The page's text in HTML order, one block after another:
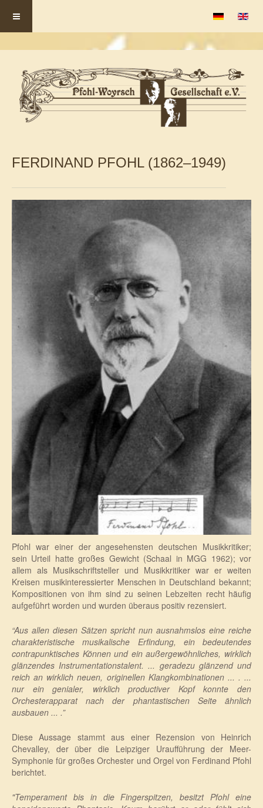
Sprache
FERDINAND PFOHL (1862–1949)
Pfohl war einer der angesehensten deutschen Musikkritiker;
sein Urteil hatte großes Gewicht (Schaal in MGG 1962); vor
allem als Musikschriftsteller und Musikkritiker war er weiten
Kreisen musikinteressierter Menschen in Deutschland bekannt;
Kompositionen von ihm sind zu seinen Lebzeiten recht häufig
aufgeführt worden und wurden überaus positiv rezensiert.
“Aus allen diesen Sätzen spricht nun ausnahmslos eine reiche
charakteristische musikalische Erfindung, ein bedeutendes
contrapunktisches Können und ein außergewöhnliches, wirklich
glänzendes Instrumentationstalent. ... geradezu glänzend und
reich an wirklich neuen, originellen Klangkombinationen ... . ...
nur ein genialer, wirklich productiver Kopf konnte den
Orchesterapparat nach der phantastischen Seite ähnlich
ausbauen ... .”
Diese Aussage stammt aus einer Rezension von Heinrich
Chevalley, der über die Leipziger Uraufführung der Meer-
Symphonie für großes Orchester und Orgel von Ferdinand Pfohl
berichtet.
"Temperament bis in die Fingerspitzen, besitzt Pfohl eine